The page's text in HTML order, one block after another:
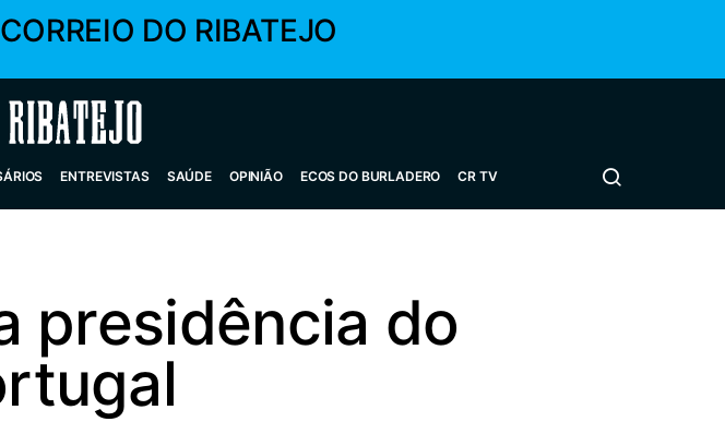
DO RIBATEJO
ENTREVISTAS SAÚDE OPINIÃO ECOS DO BURLADERO CR TV
presidência do